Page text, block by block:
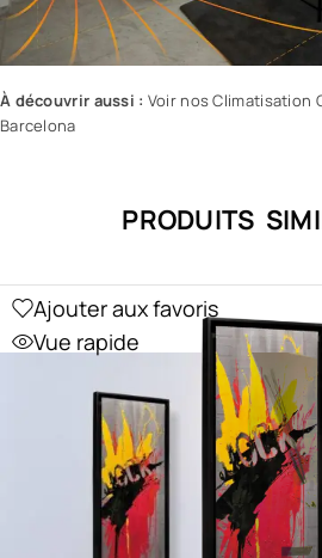
À découvrir aussi : Voir nos Climatisation
Barcelona
PRODUITS
Ajouter aux favoris
Vue rapide